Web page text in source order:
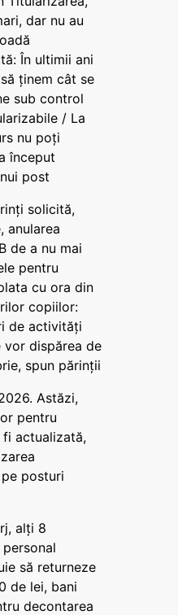
dar nu au
În ultimii ani
ținem cât se
sub control
/ La
nu poți
început
post
solicită,
anularea
de a nu mai
pentru
cu ora din
copiilor:
de activități
vor dispărea de
spun părinții
Astăzi,
pentru
actualizată,
posturi
alți 8
să returneze
de lei, bani
decontarea